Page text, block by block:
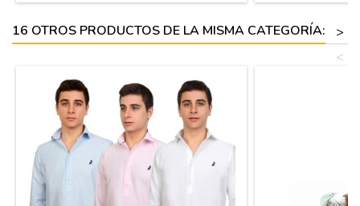
alto
tamaños. Grande:
16 OTROS PRODUCTOS DE LA MISMA CATEGORÍA:
>
<